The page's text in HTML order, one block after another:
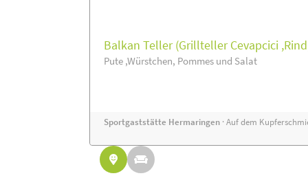
Balkan Teller (Grillteller Cevapcici
Pute ,Würstchen, Pommes und Salat
Sportgaststätte Hermaringen · Auf dem